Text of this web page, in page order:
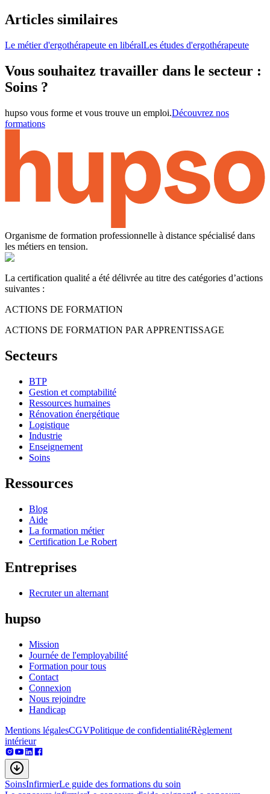
Articles similaires
Le métier d'ergothérapeute en libéralLes études d'ergothérapeute
Vous souhaitez travailler dans le secteur :
Soins ?
hupso vous forme et vous trouve un emploi.Découvrez nos
formations
Organisme de formation professionnelle à distance spécialisé dans
les métiers en tension.
La certification qualité a été délivrée au titre des catégories d’actions
suivantes :
ACTIONS DE FORMATION
ACTIONS DE FORMATION PAR APPRENTISSAGE
Secteurs
BTP
Gestion et comptabilité
Ressources humaines
Rénovation énergétique
Logistique
Industrie
Enseignement
Soins
Ressources
Blog
Aide
La formation métier
Certification Le Robert
Entreprises
Recruter un alternant
hupso
Mission
Journée de l'employabilité
Formation pour tous
Contact
Connexion
Nous rejoindre
Handicap
Mentions légalesCGVPolitique de confidentialitéRèglement
intérieur
SoinsInfirmierLe guide des formations du soin